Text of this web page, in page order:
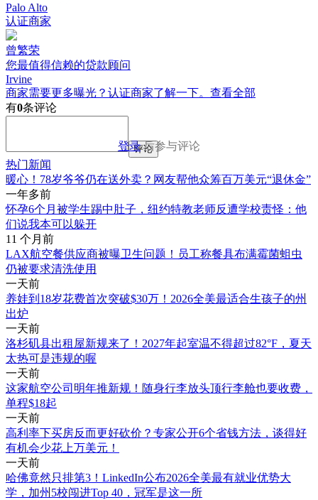
Palo Alto
认证商家
曾繁荣
您最值得信赖的贷款顾问
Irvine
商家需要更多曝光？认证商家了解一下。 查看全部
有0条评论
登录后参与评论
评论
热门新闻
暖心！78岁爷爷仍在送外卖？网友帮他众筹百万美元“退休金”
一年多前
怀孕6个月被学生踢中肚子，纽约特教老师反遭学校责怪：他
们说我本可以躲开
11 个月前
LAX航空餐供应商被曝卫生问题！员工称餐具布满霉菌蛆虫
仍被要求清洗使用
一天前
养娃到18岁花费首次突破$30万！2026全美最适合生孩子的州
出炉
一天前
洛杉矶县出租屋新规来了！2027年起室温不得超过82°F，夏天
太热可是违规的喔
一天前
这家航空公司明年推新规！随身行李放头顶行李舱也要收费，
单程$18起
一天前
高利率下买房反而更好砍价？专家公开6个省钱方法，谈得好
有机会少花上万美元！
一天前
哈佛竟然只排第3！LinkedIn公布2026全美最有就业优势大
学，加州5校闯进Top 40，冠军是这一所